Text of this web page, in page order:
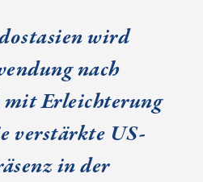
wird
nach
mit Erleichterung
verstärkte US-
in der